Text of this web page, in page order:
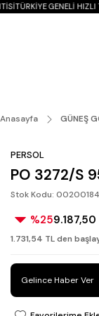
TÜRKIYE GENELI HIZLI
Anasayfa GÜNEŞ
PERSOL
PO 3272/S
Stok Kodu:
%259.187,50
1.731,54 TL den
Gelince Haber Ver